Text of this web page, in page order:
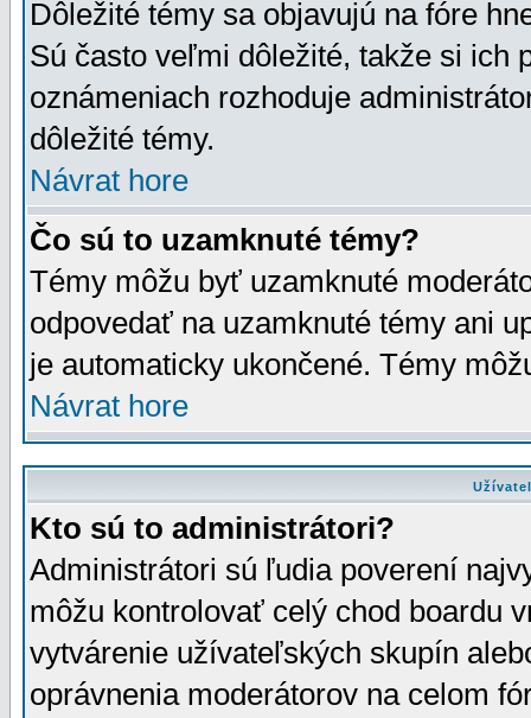
Dôležité témy sa objavujú na fóre
Sú často veľmi dôležité, takže si ich
oznámeniach rozhoduje
dôležité témy.
Návrat hore
Čo sú to uzamknuté témy?
Témy môžu byť uzamknuté
odpovedať na uzamknuté témy ani
je automaticky ukončené. Témy
Návrat hore
Kto sú to administrátori?
Administrátori sú ľudia poverení
môžu kontrolovať celý chod boardu
vytvárenie užívateľských skupín
oprávnenia moderátorov na celom